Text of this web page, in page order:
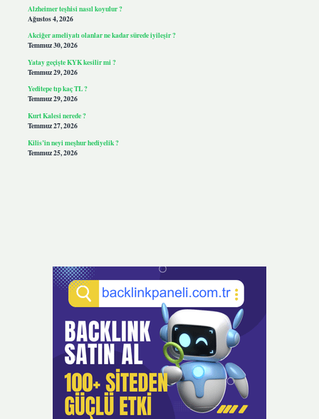
Alzheimer teşhisi nasıl koyulur ?
Ağustos 4, 2026
Akciğer ameliyatı olanlar ne kadar sürede iyileşir ?
Temmuz 30, 2026
Yatay geçişte KYK kesilir mi ?
Temmuz 29, 2026
Yeditepe tıp kaç TL ?
Temmuz 29, 2026
Kurt Kalesi nerede ?
Temmuz 27, 2026
Kilis’in neyi meşhur hediyelik ?
Temmuz 25, 2026